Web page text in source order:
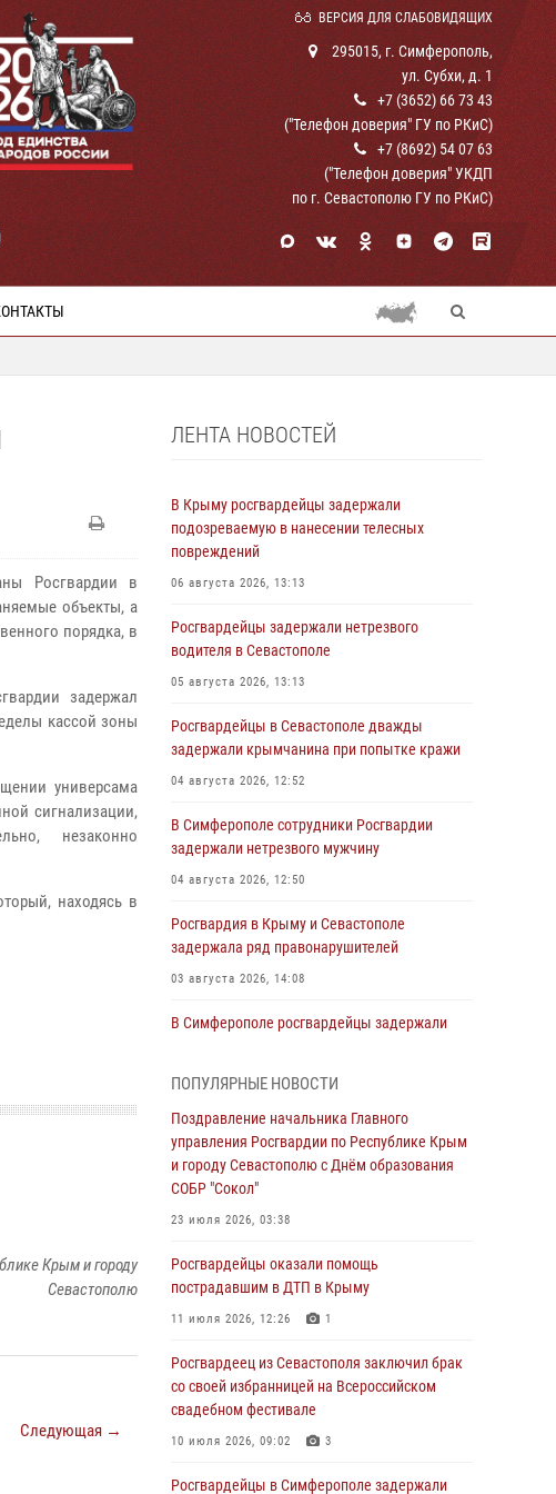
ВЕРСИЯ ДЛЯ СЛАБОВИДЯЩИХ
295015, г. Симферополь,
ул. Субхи, д. 1
+7 (3652) 66 73 43
("Телефон доверия" ГУ по РКиС)
+7 (8692) 54 07 63
("Телефон доверия" УКДП
по г. Севастополю ГУ по РКиС)
Росгвардии в
объекты, а
порядка, в
задержал
кассой зоны
универсама
сигнализации,
незаконно
находясь в
Крым и городу
Севастополю
Следующая →
ЛЕНТА НОВОСТЕЙ
В Крыму росгвардейцы задержали
подозреваемую в нанесении телесных
повреждений
06 августа 2026, 13:13
Росгвардейцы задержали нетрезвого
водителя в Севастополе
05 августа 2026, 13:13
Росгвардейцы в Севастополе дважды
задержали крымчанина при попытке кражи
04 августа 2026, 12:52
В Симферополе сотрудники Росгвардии
задержали нетрезвого мужчину
04 августа 2026, 12:50
Росгвардия в Крыму и Севастополе
задержала ряд правонарушителей
03 августа 2026, 14:08
В Симферополе росгвардейцы задержали
Росгвардейцы оперативно задержали
нарушителя на охраняемом объекте в
Севастополе
30 июля 2026, 12:13
Росгвардейцы Севастополя пресекли
противоправные действия на охраняемом
объекте
Росгвардейцы Крыма и Севастополя
отметили День Крещения Руси
28 июля 2026, 14:18 4
В Симферополе сотрудники Росгвардии
ПОПУЛЯРНЫЕ НОВОСТИ
Поздравление начальника Главного
управления Росгвардии по Республике Крым
и городу Севастополю с Днём образования
СОБР "Сокол"
23 июля 2026, 03:38
Росгвардейцы оказали помощь
пострадавшим в ДТП в Крыму
11 июля 2026, 12:26 1
Росгвардеец из Севастополя заключил брак
со своей избранницей на Всероссийском
свадебном фестивале
10 июля 2026, 09:02 3
Росгвардейцы в Симферополе задержали